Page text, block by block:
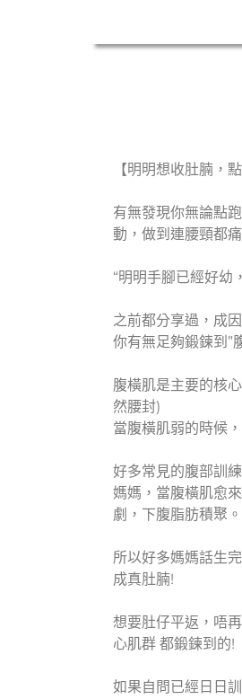
【明明想收肚腩，
有無發現你無論點
動，做到連腰頸都
“明明手腳已經好幼
之前都分享過，成
你有無足夠鍛鍊到”
腹橫肌是主要的核
然腰封)
當腹橫肌弱的時候
好多常見的腹部訓
媽媽 ，當腹橫肌愈
劇， 下腹脂肪積聚 。
所以好多媽媽話生
成真肚腩!
想要肚仔平返，唔
心肌群 都鍛鍊到的!
如果自問已經日日